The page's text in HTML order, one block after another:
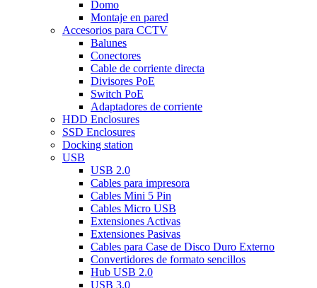
Domo
Montaje en pared
Accesorios para CCTV
Balunes
Conectores
Cable de corriente directa
Divisores PoE
Switch PoE
Adaptadores de corriente
HDD Enclosures
SSD Enclosures
Docking station
USB
USB 2.0
Cables para impresora
Cables Mini 5 Pin
Cables Micro USB
Extensiones Activas
Extensiones Pasivas
Cables para Case de Disco Duro Externo
Convertidores de formato sencillos
Hub USB 2.0
USB 3.0